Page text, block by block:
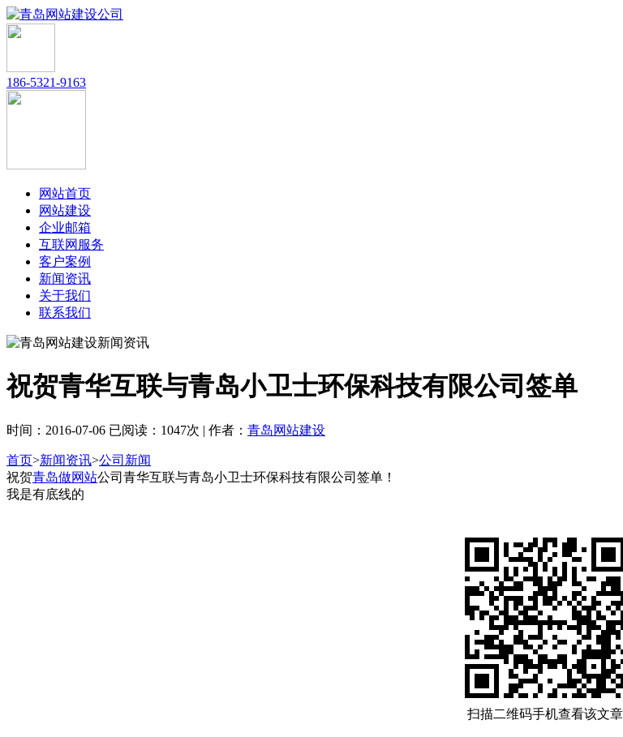
186-5321-9163
网站首页
网站建设
企业邮箱
互联网服务
客户案例
新闻资讯
关于我们
联系我们
祝贺青华互联与青岛小卫士环保科技有限公司签单
时间：2016-07-06 已阅读：1047次 | 作者： 青岛网站建设
首页>新闻资讯>公司新闻
祝贺青岛做网站公司青华互联与青岛小卫士环保科技有限公司签单！
我是有底线的
扫描二维码手机查看该文章